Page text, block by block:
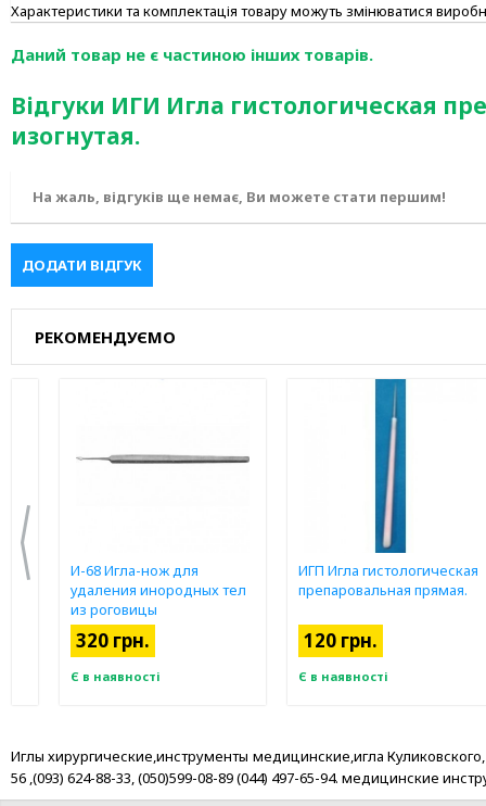
Характеристики та комплектація товару можуть змінюватися
Даний товар не є частиною інших товарів.
Відгуки ИГИ Игла гистологическая
изогнутая.
На жаль, відгуків ще немає, Ви можете стати першим!
ДОДАТИ ВІДГУК
РЕКОМЕНДУЄМО
И-68 Игла-нож для
удаления инородных тел
из роговицы
320 грн.
Є в наявності
ИГП Игла гистологическая
препаровальная прямая.
120 грн.
Є в наявності
Иглы хирургические,инструменты медицинские,игла
56 ,(093) 624-88-33, (050)599-08-89 (044) 497-65-94. медицинские